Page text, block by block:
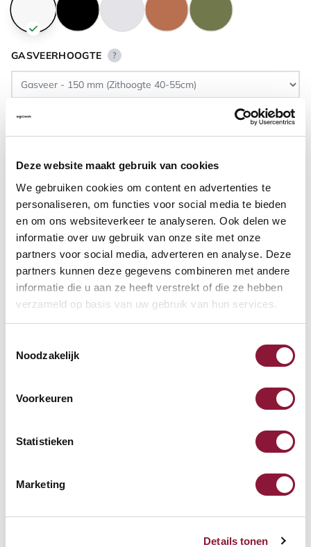
Deze website maakt gebruik van cookies
We gebruiken cookies om content en advertenties te
personaliseren, om functies voor social media te bieden
en om ons websiteverkeer te analyseren. Ook delen we
informatie over uw gebruik van onze site met onze
partners voor social media, adverteren en analyse. Deze
partners kunnen deze gegevens combineren met andere
informatie die u aan ze heeft verstrekt of die ze hebben
verzameld op basis van uw gebruik van hun services.
Noodzakelijk
Voorkeuren
Statistieken
Marketing
Details tonen
GASVEERHOOGTE ?
VLOERCONTACT
VOETENRING ?
VOETENSTER IN GEPOLIJST ALUMINIUM ?
Aantal:
Offerte aanvragen